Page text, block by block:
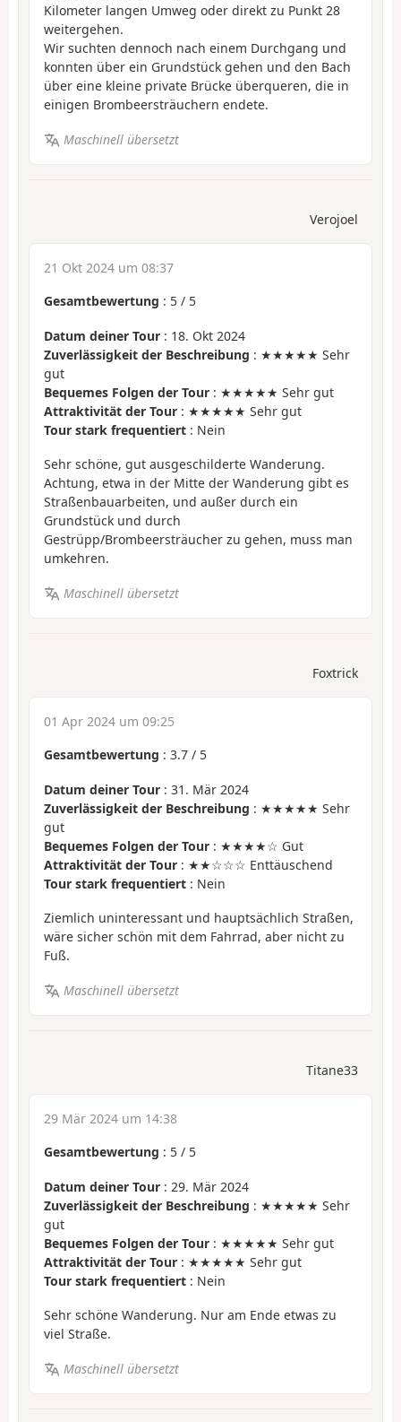
Kilometer langen Umweg oder direkt zu Punkt 28
weitergehen.
Wir suchten dennoch nach einem Durchgang und
konnten über ein Grundstück gehen und den Bach
über eine kleine private Brücke überqueren, die in
einigen Brombeersträuchern endete.
Maschinell übersetzt
Verojoel
21 Okt 2024 um 08:37
Gesamtbewertung : 5 / 5
Datum deiner Tour : 18. Okt 2024
Zuverlässigkeit der Beschreibung : ★★★★★ Sehr
gut
Bequemes Folgen der Tour : ★★★★★ Sehr gut
Attraktivität der Tour : ★★★★★ Sehr gut
Tour stark frequentiert : Nein
Sehr schöne, gut ausgeschilderte Wanderung.
Achtung, etwa in der Mitte der Wanderung gibt es
Straßenbauarbeiten, und außer durch ein
Grundstück und durch
Gestrüpp/Brombeersträucher zu gehen, muss man
umkehren.
Maschinell übersetzt
Foxtrick
01 Apr 2024 um 09:25
Gesamtbewertung : 3.7 / 5
Datum deiner Tour : 31. Mär 2024
Zuverlässigkeit der Beschreibung : ★★★★★ Sehr
gut
Bequemes Folgen der Tour : ★★★★☆ Gut
Attraktivität der Tour : ★★☆☆☆ Enttäuschend
Tour stark frequentiert : Nein
Ziemlich uninteressant und hauptsächlich Straßen,
wäre sicher schön mit dem Fahrrad, aber nicht zu
Fuß.
Maschinell übersetzt
Titane33
29 Mär 2024 um 14:38
Gesamtbewertung : 5 / 5
Datum deiner Tour : 29. Mär 2024
Zuverlässigkeit der Beschreibung : ★★★★★ Sehr
gut
Bequemes Folgen der Tour : ★★★★★ Sehr gut
Attraktivität der Tour : ★★★★★ Sehr gut
Tour stark frequentiert : Nein
Sehr schöne Wanderung. Nur am Ende etwas zu
viel Straße.
Maschinell übersetzt